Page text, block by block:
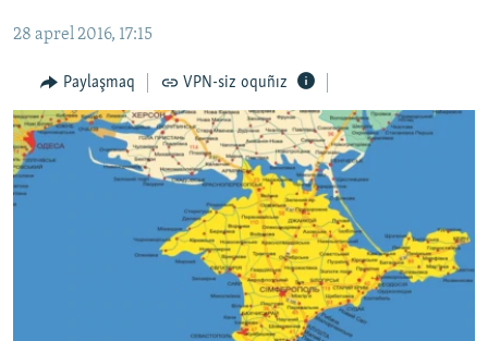
İNSAN AQLARI
VİDEO
SÜRET
BLOGLAR
28 aprel 2016, 17:15
Paylaşmaq VPN-siz oquñız